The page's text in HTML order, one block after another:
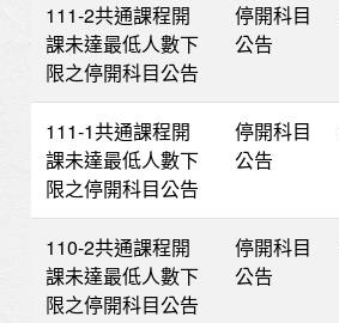
111-2共通課程開
課未達最低人數下
限之停開科目公告
停開科目
公告
111-1共通課程開
課未達最低人數下
限之停開科目公告
停開科目
公告
110-2共通課程開
課未達最低人數下
限之停開科目公告
停開科目
公告